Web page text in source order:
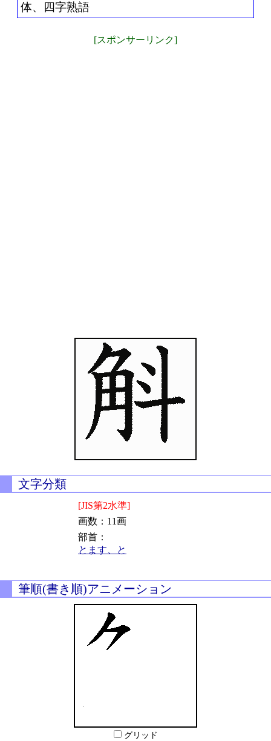
体、四字熟語
[スポンサーリンク]
文字分類
[JIS第2水準]
画数：11画
部首：
とます、と
筆順(書き順)アニメーション
グリッド